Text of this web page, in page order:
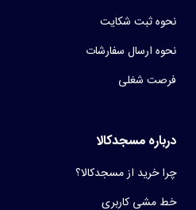
نحوه ثبت شکایت
نحوه ارسال سفارشات
فرصت شغلی
درباره مسجدکالا
چرا خرید از مسجدکالا؟
خط مشی کاربری